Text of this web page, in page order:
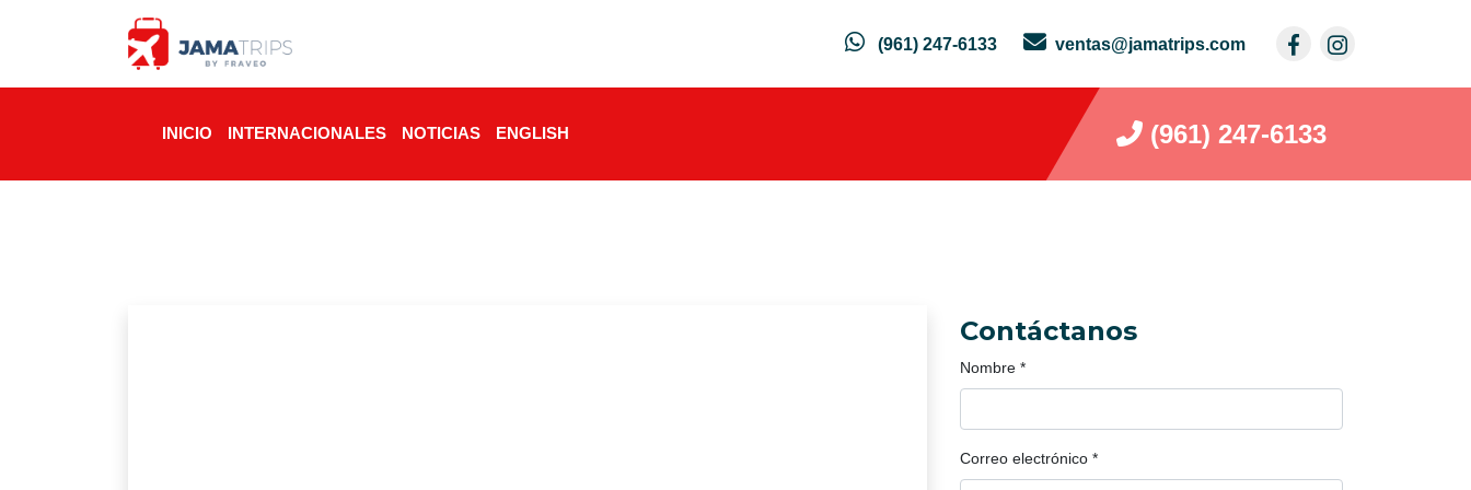
(961) 247-6133 ventas@jamatrips.com
INICIO INTERNACIONALES NOTICIAS ENGLISH (961) 247-6133
Contáctanos
Nombre *
Correo electrónico *